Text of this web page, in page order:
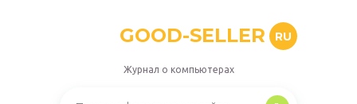
GOOD-SELLER RU
Журнал о компьютерах